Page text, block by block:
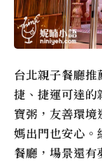
台北親子餐廳
捷、捷運可達的
寶粥，友善環境
媽出門也安心。
餐廳，場景還